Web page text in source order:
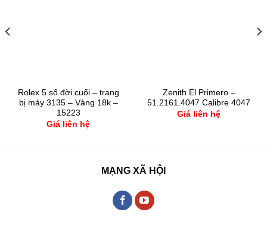
Rolex 5 số đời cuối – trang
bị máy 3135 – Vàng 18k –
15223
Giá liên hệ
Zenith El Primero –
51.2161.4047 Calibre 4047
Giá liên hệ
MẠNG XÃ HỘI